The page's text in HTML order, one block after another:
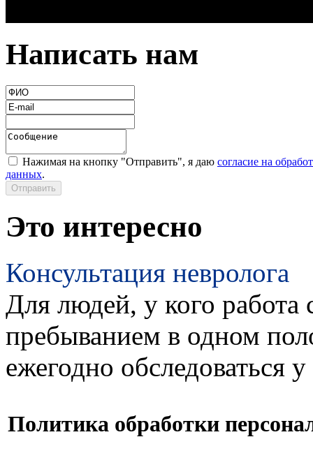
Написать нам
Нажимая на кнопку "Отправить", я даю согласие на
данных.
Это интересно
Консультация невролога
Для людей, у кого работа
пребыванием в одном
ежегодно обследоваться
Политика обработки